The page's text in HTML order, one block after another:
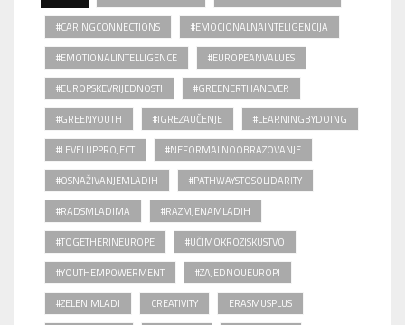
#CARINGCONNECTIONS #EMOCIONALNAINTELIGENCIJA
#EMOTIONALINTELLIGENCE #EUROPEANVALUES
#EUROPSKEVRIJEDNOSTI #GREENERTHANEVER
#GREENYOUTH #IGREZAUČENJE #LEARNINGBYDOING
#LEVELUPPROJECT #NEFORMALNOOBRAZOVANJE
#OSNAŽIVANJEMLADIH #PATHWAYSTOSOLIDARITY
#RADSMLADIMA #RAZMJENAMLADIH
#TOGETHERINEUROPE #UČIMOKROZISKUSTVO
#YOUTHEMPOWERMENT #ZAJEDNOUEUROPI
#ZELENIMLADI CREATIVITY ERASMUSPLUS